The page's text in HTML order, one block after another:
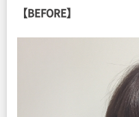
【BEFORE】